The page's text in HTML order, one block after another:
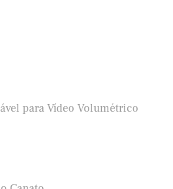
para Vídeo Volumétrico